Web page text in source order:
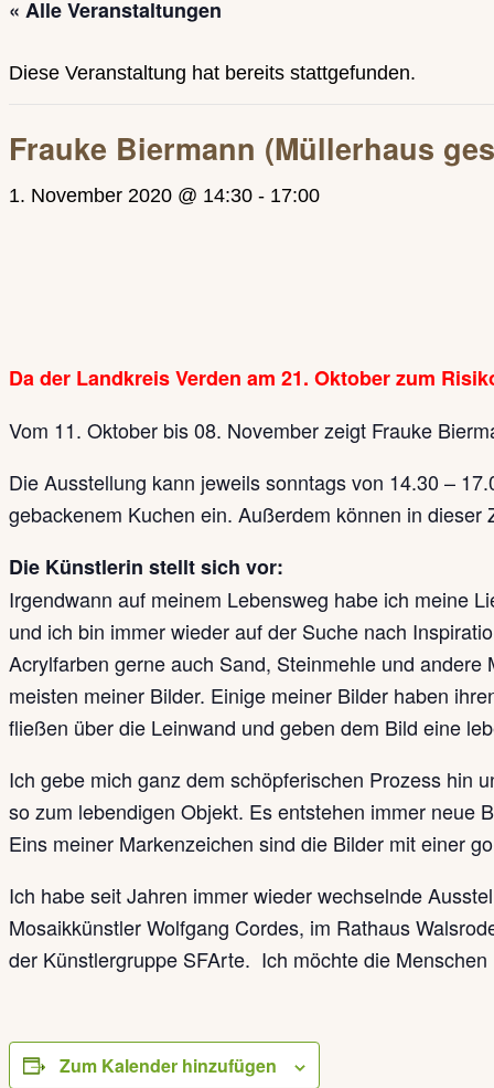
durchsuchen
« Alle Veranstaltungen
Diese Veranstaltung hat bereits stattgefunden.
Frauke Biermann (Müllerhaus
1. November 2020 @ 14:30 - 17:00
Da der Landkreis Verden am 21. Oktober zum
Vom 11. Oktober bis 08. November zeigt Frauke
Die Ausstellung kann jeweils sonntags von 14.30 –
gebackenem Kuchen ein. Außerdem können in
Die Künstlerin stellt sich vor:
Irgendwann auf meinem Lebensweg habe ich meine
und ich bin immer wieder auf der Suche nach
Acrylfarben gerne auch Sand, Steinmehle und
meisten meiner Bilder. Einige meiner Bilder haben
fließen über die Leinwand und geben dem Bild eine
Ich gebe mich ganz dem schöpferischen Prozess hin
so zum lebendigen Objekt. Es entstehen immer neue
Eins meiner Markenzeichen sind die Bilder mit einer
Ich habe seit Jahren immer wieder wechselnde
Mosaikkünstler Wolfgang Cordes, im Rathaus
der Künstlergruppe SFArte. Ich möchte die
Zum Kalender hinzufügen